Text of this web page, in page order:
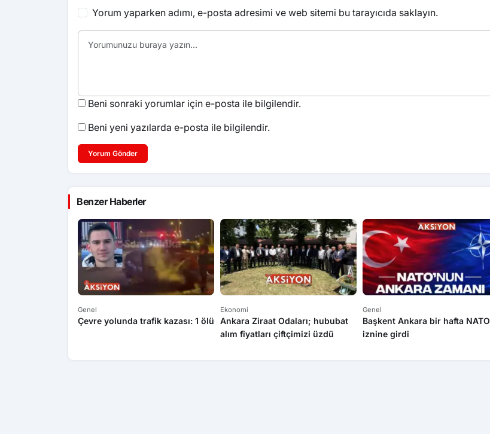
Yorum yaparken adımı, e-posta adresimi ve web sitemi bu tarayıcıda saklayın.
Beni sonraki yorumlar için e-posta ile bilgilendir.
Beni yeni yazılarda e-posta ile bilgilendir.
Yorum Gönder
Benzer Haberler
Genel
Çevre yolunda trafik kazası: 1 ölü
Ekonomi
Ankara Ziraat Odaları; hububat
alım fiyatları çiftçimizi üzdü
Genel
Başkent Ankara bir hafta NATO
iznine girdi